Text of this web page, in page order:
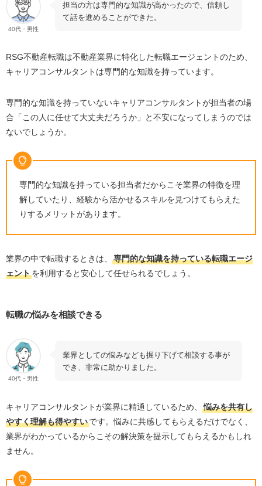
転職サポートが充実している
求人数が多い
RSG不動産転職の利用が向いている方
自分のスキルに自信がない
キャリアアップを目指している
仕事が忙しく自分で情報収集できない
RSG不動産転職の利用方法
無料の転職サポートに必要事項を入力して登録
カウンセリング
面接
内定
地域によっては求人が少ない
ゆっくり転職を検討している方にはおすすめできな
働きたい職種を決めておく
自分の中で条件を決める
RSG不動産と併用したい転職エージェント
40代・男性
担当の方は専門的な知識が高かったので、信頼し
て話を進めることができた。
RSG不動産転職は不動産業界に特化した転職エージェントのため、
キャリアコンサルタントは専門的な知識を持っています。
専門的な知識を持っていないキャリアコンサルタントが担当者の場
合「この人に任せて大丈夫だろうか」と不安になってしまうのでは
ないでしょうか。
専門的な知識を持っている担当者だからこそ業界の特徴を理
解していたり、経験から活かせるスキルを見つけてもらえた
りするメリットがあります。
業界の中で転職するときは、
専門的な知識を持っている転職エージ
ェントを利用すると安心して任せられるでしょう。
転職の悩みを相談できる
40代・男性
業界としての悩みなども掘り下げて相談する事が
でき、非常に助かりました。
キャリアコンサルタントが業界に精通しているため、
悩みを共有し
やすく理解も得やすいです。悩みに共感してもらえるだけでなく、
業界がわかっているからこその解決策を提示してもらえるかもしれ
ません。